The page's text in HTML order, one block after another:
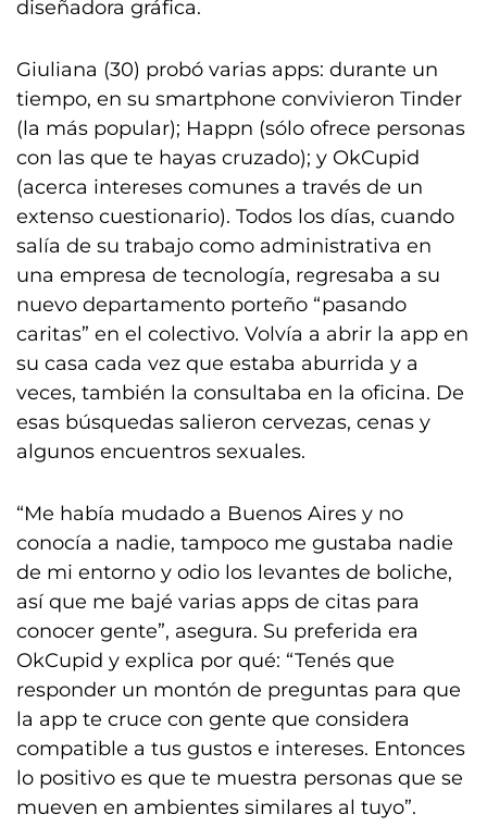
diseñadora gráfica.
Giuliana (30) probó varias apps: durante un
tiempo, en su smartphone convivieron Tinder
(la más popular); Happn (sólo ofrece personas
con las que te hayas cruzado); y OkCupid
(acerca intereses comunes a través de un
extenso cuestionario). Todos los días, cuando
salía de su trabajo como administrativa en
una empresa de tecnología, regresaba a su
nuevo departamento porteño “pasando
caritas” en el colectivo. Volvía a abrir la app en
su casa cada vez que estaba aburrida y a
veces, también la consultaba en la oficina. De
esas búsquedas salieron cervezas, cenas y
algunos encuentros sexuales.
“Me había mudado a Buenos Aires y no
conocía a nadie, tampoco me gustaba nadie
de mi entorno y odio los levantes de boliche,
así que me bajé varias apps de citas para
conocer gente”, asegura. Su preferida era
OkCupid y explica por qué: “Tenés que
responder un montón de preguntas para que
la app te cruce con gente que considera
compatible a tus gustos e intereses. Entonces
lo positivo es que te muestra personas que se
mueven en ambientes similares al tuyo”.